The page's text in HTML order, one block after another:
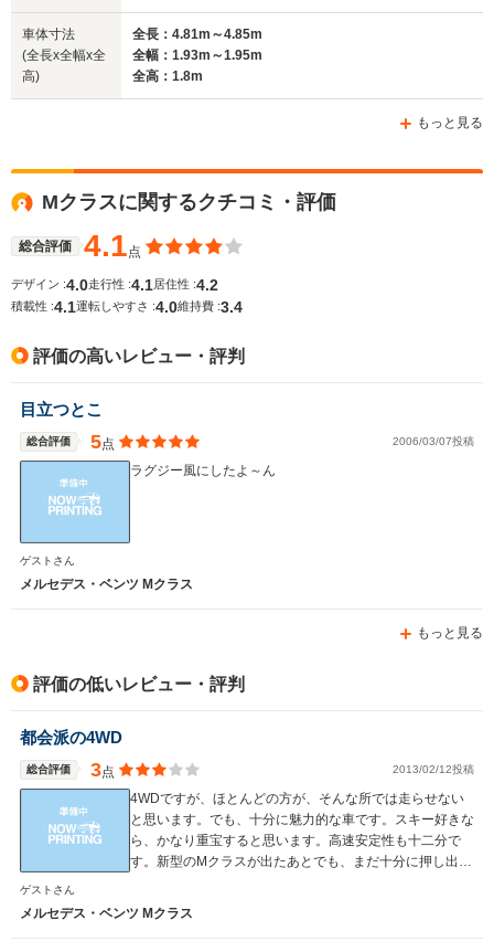
車体寸法
(全長x全幅x全
高)
全長：4.81m～4.85m
全幅：1.93m～1.95m
全高：1.8m
もっと見る
Mクラスに関するクチコミ・評価
総合評価 4.1点
デザイン :4.0走行性 :4.1居住性 :4.2
積載性 :4.1運転しやすさ :4.0維持費 :3.4
評価の高いレビュー・評判
目立つとこ
総合評価 5点 2006/03/07投稿
ラグジー風にしたよ～ん
ゲストさん
メルセデス・ベンツ Mクラス
もっと見る
評価の低いレビュー・評判
都会派の4WD
総合評価 3点 2013/02/12投稿
4WDですが、ほとんどの方が、そんな所では走らせない
と思います。でも、十分に魅力的な車です。スキー好きな
ら、かなり重宝すると思います。高速安定性も十二分で
す。新型のMクラスが出たあとでも、まだ十分に押し出し
ゲストさん
メルセデス・ベンツ Mクラス